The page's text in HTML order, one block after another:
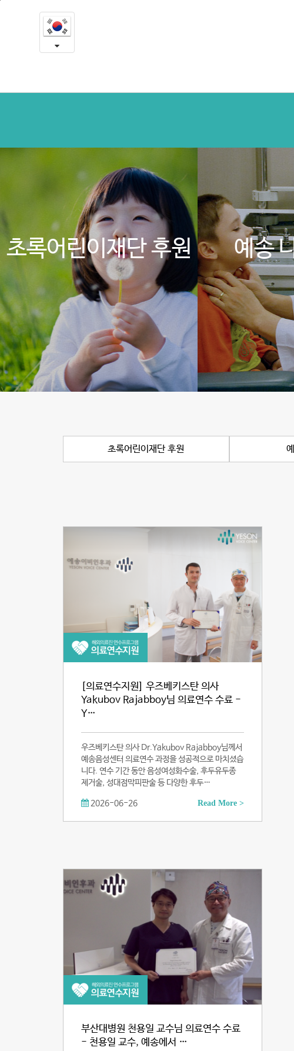
기
눔
초록어린이재단 후원 예송
초록어린이재단 후원
[의료연수지원] 우즈베키스탄 의사
Yakubov Rajabboy님 의료연수 수료 -
Y…
우즈베키스탄 의사 Dr.Yakubov Rajabboy님께서
예송음성센터 의료연수 과정을 성공적으로 마치셨습
니다. 연수 기간 동안 음성여성화수술, 후두유두종
제거술, 성대점막피판술 등 다양한 후두…
2026-06-26 Read More >
부산대병원 천용일 교수님 의료연수 수료
- 천용일 교수, 예송에서 …